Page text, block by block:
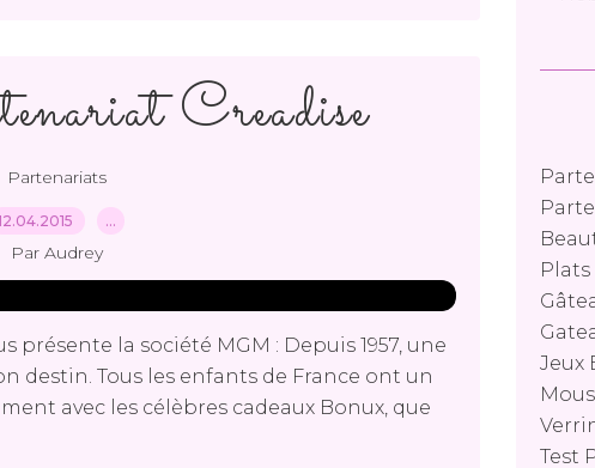
Creadise
Partenariats
…
Par Audrey
présente la société MGM : Depuis 1957, une
destin. Tous les enfants de France ont un
avec les célèbres cadeaux Bonux, que
Plats
Jeux
Test